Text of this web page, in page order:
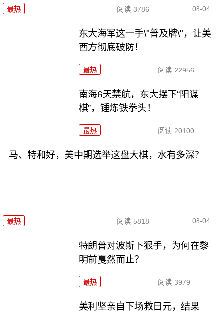
最热 阅读 3786 08-04
东大海军这一手\"普及牌\"，让美
西方彻底破防！
最热 阅读 22956
南海6天禁航，东大摆下“阳谋
棋”，锤炼铁拳头！
最热 阅读 20100
马、特和好，美中期选举这盘大棋，水有多深？
最热 阅读 5818 08-04
特朗普对波斯下狠手，为何在黎
明前戛然而止？
最热 阅读 3979
美利坚亲自下场救日元，结果